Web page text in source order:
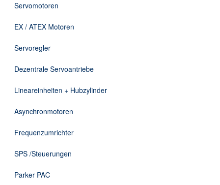
Downloads
Kontakt
Servomotoren
EX / ATEX Motoren
Servoregler
Dezentrale Servoantriebe
Lineareinheiten + Hubzylinder
Asynchronmotoren
Frequenzumrichter
SPS /Steuerungen
Parker PAC